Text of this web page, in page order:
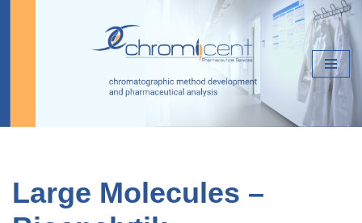
Large Molecules –